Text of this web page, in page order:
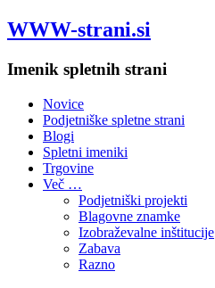
WWW-strani.si
Imenik spletnih strani
Novice
Podjetniške spletne strani
Blogi
Spletni imeniki
Trgovine
Več …
Podjetniški projekti
Blagovne znamke
Izobraževalne inštitucije
Zabava
Razno